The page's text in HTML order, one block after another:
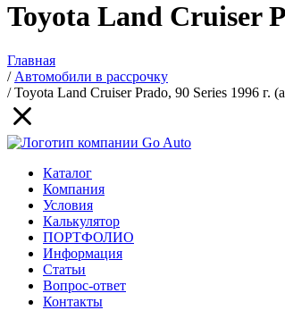
Toyota Land Cruiser
Главная
/ Автомобили в рассрочку
/Toyota Land Cruiser Prado, 90 Series 1996 г.
Каталог
Компания
Условия
Калькулятор
ПОРТФОЛИО
Информация
Статьи
Вопрос-ответ
Контакты